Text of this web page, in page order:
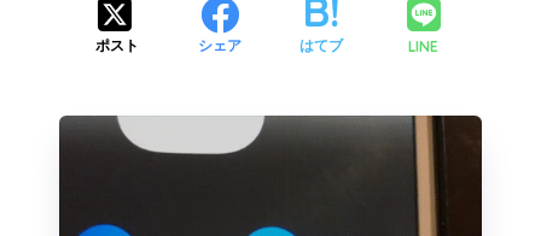
ポスト シェア はてブ LINE